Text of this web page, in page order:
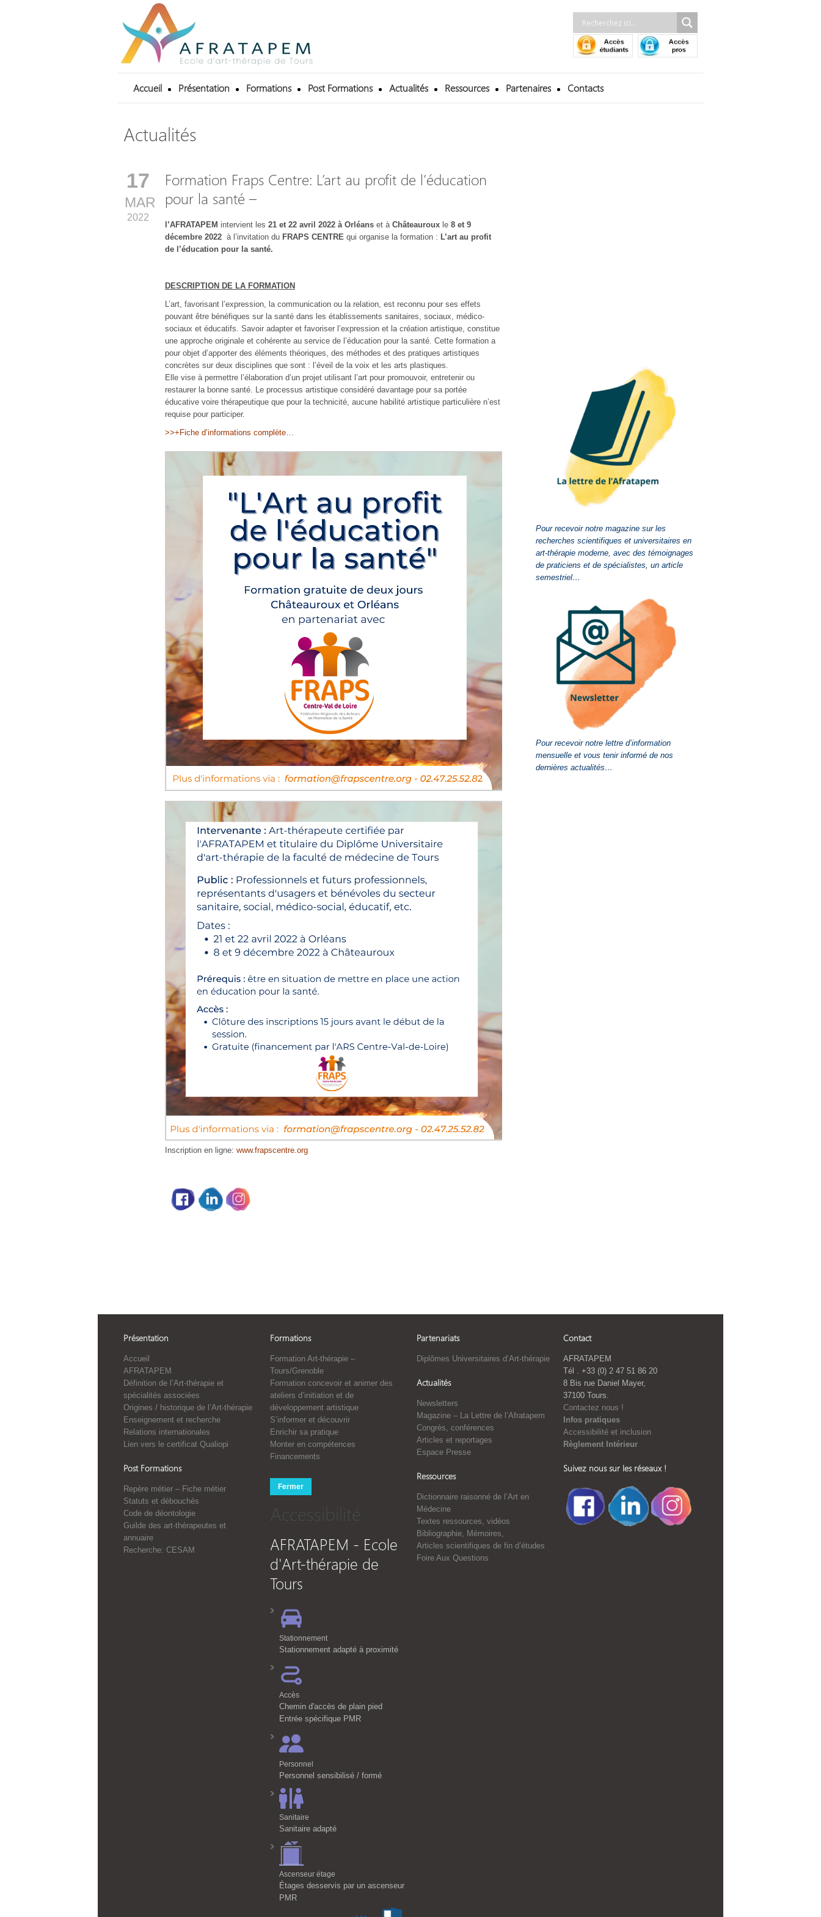
Accueil Présentation Formations Post Formations Actualités Ressources Partenaires Contacts
Actualités
17
MAR
2022
Formation Fraps Centre: L’art au profit de l’éducation
pour la santé –
l’AFRATAPEM intervient les 21 et 22 avril 2022 à Orléans et à Châteauroux le 8 et 9
décembre 2022 à l’invitation du FRAPS CENTRE qui organise la formation : L’art au profit
de l’éducation pour la santé.
DESCRIPTION DE LA FORMATION
L’art, favorisant l’expression, la communication ou la relation, est reconnu pour ses effets
pouvant être bénéfiques sur la santé dans les établissements sanitaires, sociaux, médico-
sociaux et éducatifs. Savoir adapter et favoriser l’expression et la création artistique, constitue
une approche originale et cohérente au service de l’éducation pour la santé. Cette formation a
pour objet d’apporter des éléments théoriques, des méthodes et des pratiques artistiques
concrètes sur deux disciplines que sont : l’éveil de la voix et les arts plastiques.
Elle vise à permettre l’élaboration d’un projet utilisant l’art pour promouvoir, entretenir ou
restaurer la bonne santé. Le processus artistique considéré davantage pour sa portée
éducative voire thérapeutique que pour la technicité, aucune habilité artistique particulière n’est
requise pour participer.
>>+Fiche d’informations complète…
Inscription en ligne: www.frapscentre.org
Pour recevoir notre magazine sur les
recherches scientifiques et universitaires en
art-thérapie moderne, avec des témoignages
de praticiens et de spécialistes, un article
semestriel…
Pour recevoir notre lettre d’information
mensuelle et vous tenir informé de nos
dernières actualités…
Présentation
Accueil
AFRATAPEM
Définition de l’Art-thérapie et
spécialités associées
Origines / historique de l’Art-thérapie
Enseignement et recherche
Relations internationales
Lien vers le certificat Qualiopi
Post Formations
Repère métier – Fiche métier
Statuts et débouchés
Code de déontologie
Guilde des art-thérapeutes et
annuaire
Recherche: CESAM
Formations
Formation Art-thérapie –
Tours/Grenoble
Formation concevoir et animer des
ateliers d’initiation et de
développement artistique
S’informer et découvrir
Enrichir sa pratique
Monter en compétences
Financements
Fermer
Accessibilité
AFRATAPEM - Ecole
d'Art-thérapie de
Tours
Stationnement
Stationnement adapté à proximité
Accès
Chemin d'accès de plain pied
Entrée spécifique PMR
Personnel
Personnel sensibilisé / formé
Sanitaire
Sanitaire adapté
Ascenseur étage
Étages desservis par un ascenseur
PMR
Partenariats
Diplômes Universitaires d’Art-thérapie
Actualités
Newsletters
Magazine – La Lettre de l’Afratapem
Congrès, conférences
Articles et reportages
Espace Presse
Ressources
Dictionnaire raisonné de l’Art en
Médecine
Textes ressources, vidéos
Bibliographie, Mémoires,
Articles scientifiques de fin d’études
Foire Aux Questions
Contact
AFRATAPEM
Tél . +33 (0) 2 47 51 86 20
8 Bis rue Daniel Mayer,
37100 Tours.
Contactez nous !
Infos pratiques
Accessibilité et inclusion
Règlement Intérieur
Suivez nous sur les réseaux !